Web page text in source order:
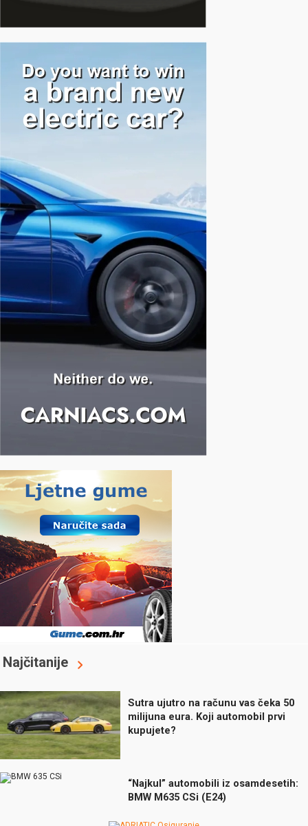
Najčitanije
Sutra ujutro na računu vas čeka 50
milijuna eura. Koji automobil prvi
kupujete?
“Najkul” automobili iz osamdesetih:
BMW M635 CSi (E24)